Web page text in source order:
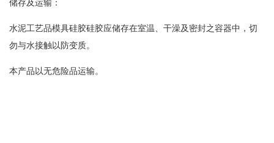
储存及运输：
水泥工艺品模具硅胶硅胶应储存在室温、干澡及密封之容器中，切
勿与水接触以防变质。
本产品以无危险品运输。